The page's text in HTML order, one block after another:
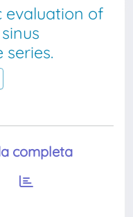
evaluation of
completa